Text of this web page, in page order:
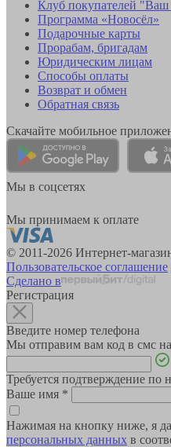
Клуб покупателей
Программа «Новосёл»
Подарочные карты
Прорабам, бригадам
Юридическим лицам
Способы оплаты
Возврат и обмен
Обратная связь
Скачайте мобильное
Мы в соцсетях
Мы принимаем к оплате
© 2011-2026 Интернет-
Пользовательское соглашение
Сделано в
Регистрация
Введите номер телефона
Мы отправим вам код в смс
Требуется подтверждение по
Ваше имя *
Нажимая на кнопку ниже, я
персональных данных в